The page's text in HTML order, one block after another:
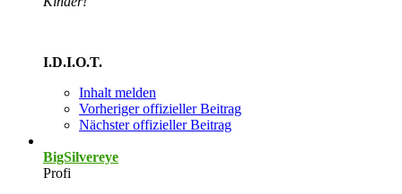
I.D.I.O.T.
Inhalt melden
Vorheriger offizieller Beitrag
Nächster offizieller Beitrag
BigSilvereye
Profi